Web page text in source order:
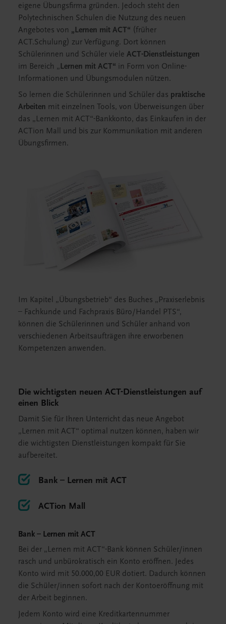
eigene Übungsfirma gründen. Jedoch steht den
Polytechnischen Schulen die Nutzung des neuen
Angebotes von „Lernen mit ACT“ (früher
ACT.Schulung) zur Verfügung. Dort können
Schülerinnen und Schüler viele ACT-Dienstleistungen
im Bereich „Lernen mit ACT“ in Form von Online-
Informationen und Übungsmodulen nützen.
So lernen die Schülerinnen und Schüler das praktische
Arbeiten mit einzelnen Tools, von Überweisungen über
das „Lernen mit ACT“-Bankkonto, das Einkaufen in der
ACTion Mall und bis zur Kommunikation mit anderen
Übungsfirmen.
Im Kapitel „Übungsbetrieb“ des Buches „Praxiserlebnis
– Fachkunde und Fachpraxis Büro/Handel PTS“,
können die Schülerinnen und Schüler anhand von
verschiedenen Arbeitsaufträgen ihre erworbenen
Kompetenzen anwenden.
Die wichtigsten neuen ACT-Dienstleistungen auf
einen Blick
Damit Sie für Ihren Unterricht das neue Angebot
„Lernen mit ACT“ optimal nutzen können, haben wir
die wichtigsten Dienstleistungen kompakt für Sie
aufbereitet.
Bank – Lernen mit ACT
ACTion Mall
Bank – Lernen mit ACT
Bei der „Lernen mit ACT“-Bank können Schüler/innen
rasch und unbürokratisch ein Konto eröffnen. Jedes
Konto wird mit 50.000,00 EUR dotiert. Dadurch können
die Schüler/innen sofort nach der Kontoeröffnung mit
der Arbeit beginnen.
Jedem Konto wird eine Kreditkartennummer